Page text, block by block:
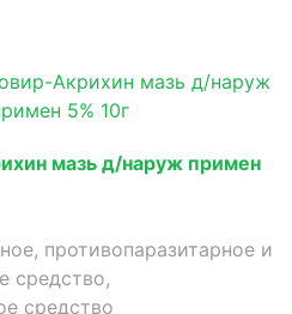
мазь д/наруж примен
противопаразитарное и
средство,
средство